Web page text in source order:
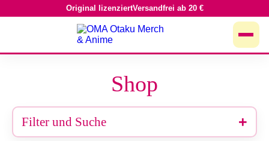
Inhalt
Original lizenziertVersandfrei ab 20 €
Shop
Filter und Suche